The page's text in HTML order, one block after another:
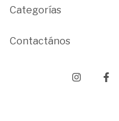
Categorías
Contactános